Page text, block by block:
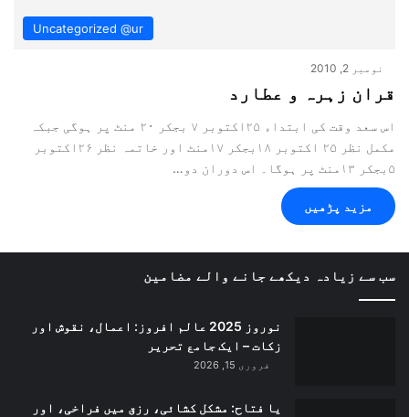
Uncategorized @ur
نومبر 2, 2010
قران زہرہ و عطارد
اس سعد وقت کی ابتداء ۲۵اکتوبر ۷ بجکر ۲۰ منٹ پر ہوگی جبکہ
مکمل نظر ۲۵ اکتوبر ۱۸بجکر ۱۷منٹ اور خاتمہ نظر ۲۶اکتوبر
۵بجکر ۱۳منٹ پر ہوگا۔ اس دوران دو…
مزید پڑھیں
سب سے زیادہ دیکھے جانے والے مضامین
نوروز 2025 عالم افروز: اعمال، نقوش اور
زکات – ایک جامع تحریر
فروری 15, 2026
یا فتاح: مشکل کشائی، رزق میں فراخی، اور